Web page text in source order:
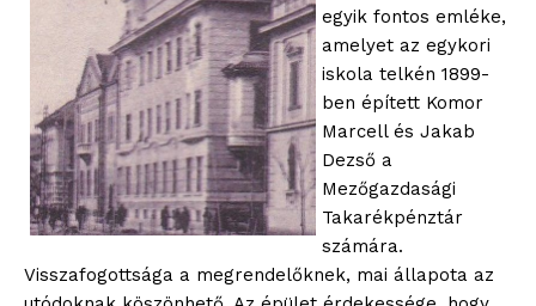
egyik fontos emléke,
amelyet az egykori
iskola telkén 1899-
ben épített Komor
Marcell és Jakab
Dezső a
Mezőgazdasági
Takarékpénztár
számára.
Visszafogottsága a megrendelőknek, mai állapota az